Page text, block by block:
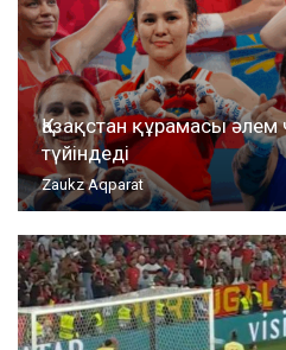
Қазақстан құрамасы
түйіндеді
Zaukz Aqparat